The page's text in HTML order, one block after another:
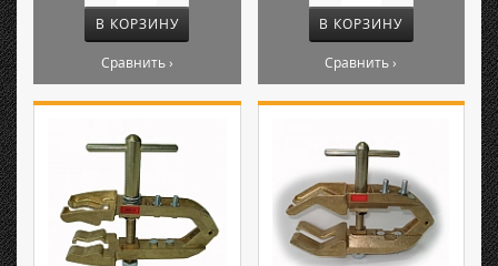
В КОРЗИНУ
Сравнить ›
В КОРЗИНУ
Сравнить ›